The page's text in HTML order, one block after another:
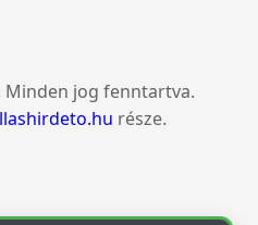
Minden jog fenntartva.
része.